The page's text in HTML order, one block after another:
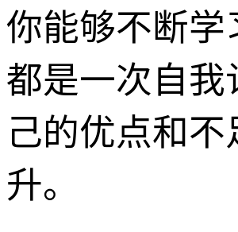
你能够不断学
都是一次自
己的优点和
升。